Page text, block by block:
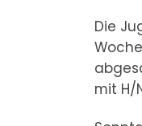
Die
mit H/